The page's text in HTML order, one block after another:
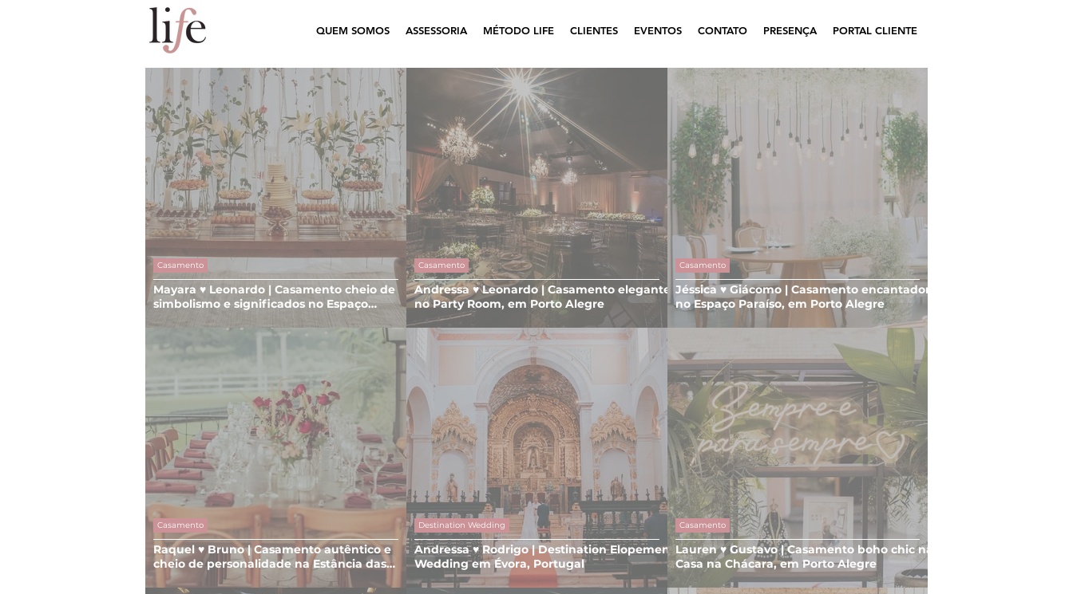
QUEM SOMOS ASSESSORIA MÉTODO LIFE CLIENTES EVENTOS CONTATO PRESENÇA PORTAL CLIENTE
Mayara ♥ Leonardo | Casamento cheio de
simbolismo e significados no Espaço
Paraíso, em Porto Alegre
Casamento
Andressa ♥ Leonardo | Casamento elegante
no Party Room, em Porto Alegre
Casamento
Jéssica ♥ Giácomo | Casamento encantador
no Espaço Paraíso, em Porto Alegre
Casamento
Raquel ♥ Bruno | Casamento autêntico e
cheio de personalidade na Estância das
Oliveiras, em Viamão
Casamento
Andressa ♥ Rodrigo | Destination Elopement
Wedding em Évora, Portugal
Destination Wedding
Lauren ♥ Gustavo | Casamento boho chic na
Casa na Chácara, em Porto Alegre
Casamento